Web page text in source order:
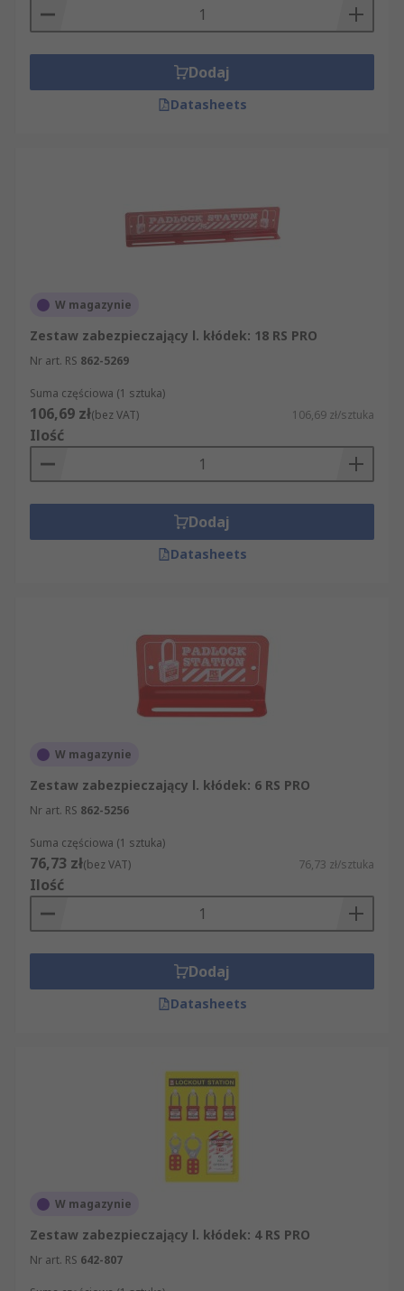
Dodaj
Datasheets
W magazynie
Zestaw zabezpieczający l. kłódek: 18 RS PRO
Nr art. RS 862-5269
Suma częściowa (1 sztuka)
106,69 zł(bez VAT) 106,69 zł/sztuka
Ilość
Dodaj
Datasheets
W magazynie
Zestaw zabezpieczający l. kłódek: 6 RS PRO
Nr art. RS 862-5256
Suma częściowa (1 sztuka)
76,73 zł(bez VAT) 76,73 zł/sztuka
Ilość
Dodaj
Datasheets
W magazynie
Zestaw zabezpieczający l. kłódek: 4 RS PRO
Nr art. RS 642-807